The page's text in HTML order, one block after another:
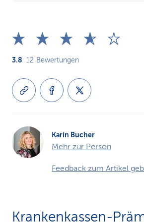
3.8 12 Bewertungen
Karin Bucher
Mehr zur Person
Feedback zum Artikel
Krankenkassen-